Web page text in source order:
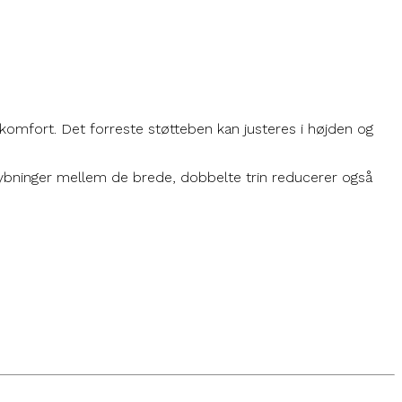
Det forreste støtteben kan justeres i højden og
mellem de brede, dobbelte trin reducerer også